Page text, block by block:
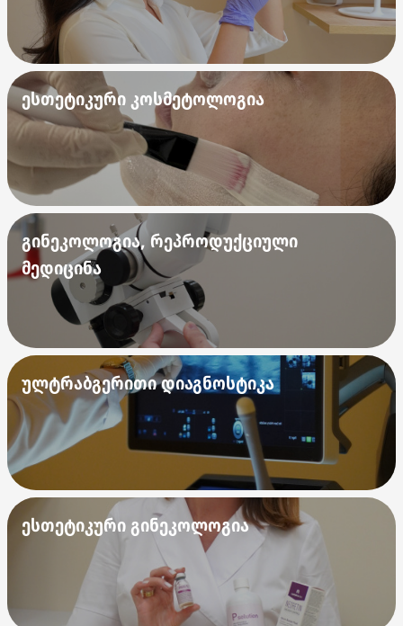
ესთეტიკური კოსმეტოლოგია
გინეკოლოგია, რეპროდუქციული
მედიცინა
ულტრაბგერითი დიაგნოსტიკა
ესთეტიკური გინეკოლოგია